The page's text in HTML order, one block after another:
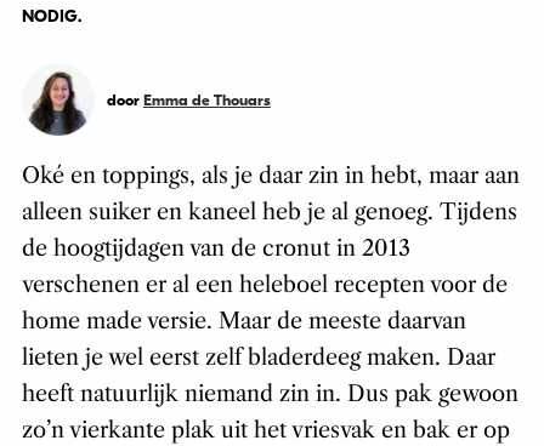
NODIG.
door Emma de Thouars
Oké en toppings, als je daar zin in hebt, maar aan
alleen suiker en kaneel heb je al genoeg. Tijdens
de hoogtijdagen van de cronut in 2013
verschenen er al een heleboel recepten voor de
home made versie. Maar de meeste daarvan
lieten je wel eerst zelf bladerdeeg maken. Daar
heeft natuurlijk niemand zin in. Dus pak gewoon
zo’n vierkante plak uit het vriesvak en bak er op